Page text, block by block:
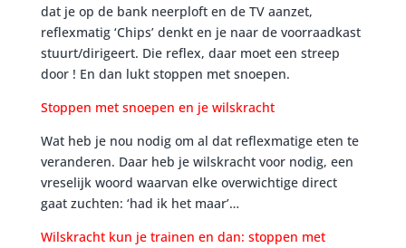
dat je op de bank neerploft en de TV aanzet,
reflexmatig ‘Chips’ denkt en je naar de voorraadkast
stuurt/dirigeert. Die reflex, daar moet een streep
door ! En dan lukt stoppen met snoepen.
Stoppen met snoepen en je wilskracht
Wat heb je nou nodig om al dat reflexmatige eten te
veranderen. Daar heb je wilskracht voor nodig, een
vreselijk woord waarvan elke overwichtige direct
gaat zuchten: ‘had ik het maar’…
Wilskracht kun je trainen en dan: stoppen met